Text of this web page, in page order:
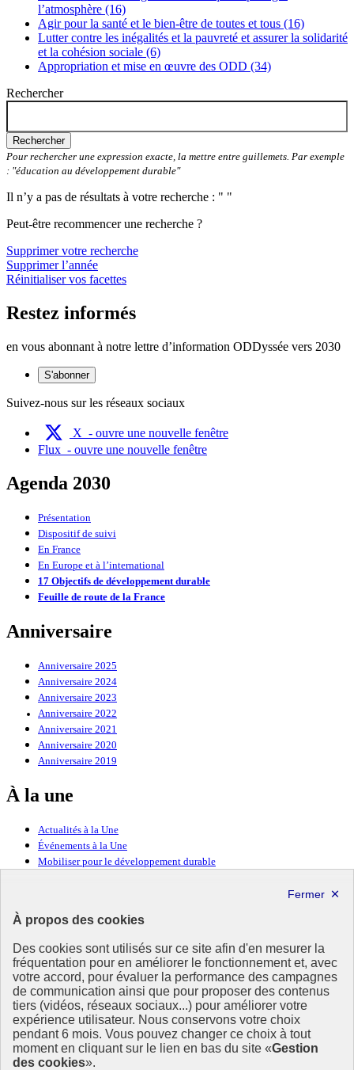
À propos des cookies
Des cookies sont utilisés sur ce site afin d'en mesurer la
fréquentation pour en améliorer le fonctionnement et, avec
votre accord, pour évaluer la performance des campagnes
de communication ainsi que pour proposer des contenus
tiers (vidéos, réseaux sociaux...) pour améliorer votre
expérience utilisateur. Nous conservons votre choix
pendant 6 mois. Vous pouvez changer ce choix à tout
moment en cliquant sur le lien en bas du site «Gestion
des cookies».
l’atmosphère (16)
Agir pour la santé et le bien-être de toutes et tous (16)
Lutter contre les inégalités et la pauvreté et assurer la solidarité
et la cohésion sociale (6)
Appropriation et mise en œuvre des ODD (34)
Rechercher
Rechercher
Pour rechercher une expression exacte, la mettre entre guillemets. Par exemple
: "éducation au développement durable"
Il n’y a pas de résultats à votre recherche : " "
Peut-être recommencer une recherche ?
Supprimer votre recherche
Supprimer l’année
Réinitialiser vos facettes
Restez informés
en vous abonnant à notre lettre d’information ODDyssée vers 2030
S'abonner
Suivez-nous sur les réseaux sociaux
X - ouvre une nouvelle fenêtre
Flux - ouvre une nouvelle fenêtre
Agenda 2030
Présentation
Dispositif de suivi
En France
En Europe et à l’international
17 Objectifs de développement durable
Feuille de route de la France
Anniversaire
Anniversaire 2025
Anniversaire 2024
Anniversaire 2023
Anniversaire 2022
Anniversaire 2021
Anniversaire 2020
Anniversaire 2019
À la une
Actualités à la Une
Événements à la Une
Mobiliser pour le développement durable
Ressources
Ressources
La Méth’ODD
Gouvernement
Ce site propose l’information de référence concernant l’Agenda
2030 et la feuille de route de la France. Il valorise la mobilisation de
tous les acteurs.